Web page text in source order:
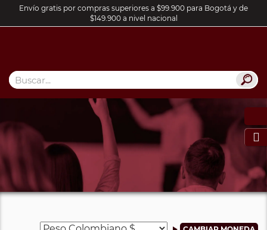
Envío gratis por compras superiores a $99.900 para Bogotá y de
$149.900 a nivel nacional
